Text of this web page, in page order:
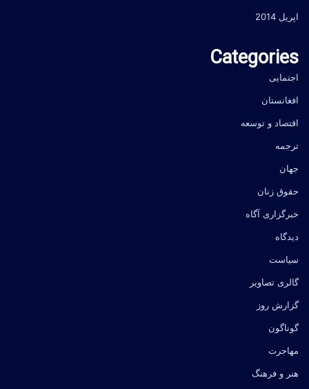
اپریل 2014
Categories
اجتمایی
افغانستان
اقتصاد و توسعه
ترجمه
جهان
حقوق زنان
خبرگزاری آگاه
دیدگاه
سیاست
گالری تصاویر
گزارش روز
گوناگون
مهاجرت
هنر و فرهنگ